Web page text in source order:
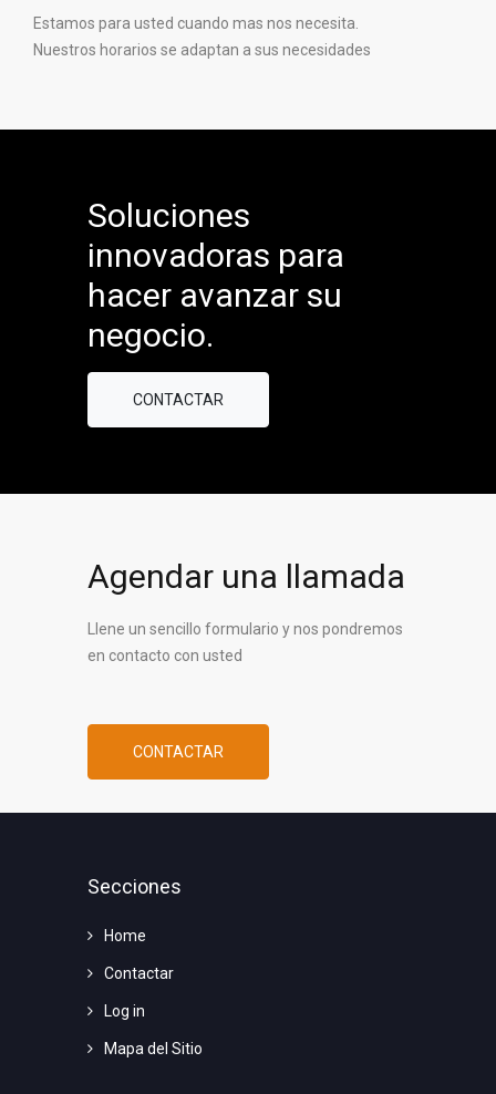
Estamos para usted cuando mas nos necesita.
Nuestros horarios se adaptan a sus necesidades
Soluciones
innovadoras para
hacer avanzar su
negocio.
CONTACTAR
Agendar una llamada
Llene un sencillo formulario y nos pondremos
en contacto con usted
CONTACTAR
Secciones
Home
Contactar
Log in
Mapa del Sitio